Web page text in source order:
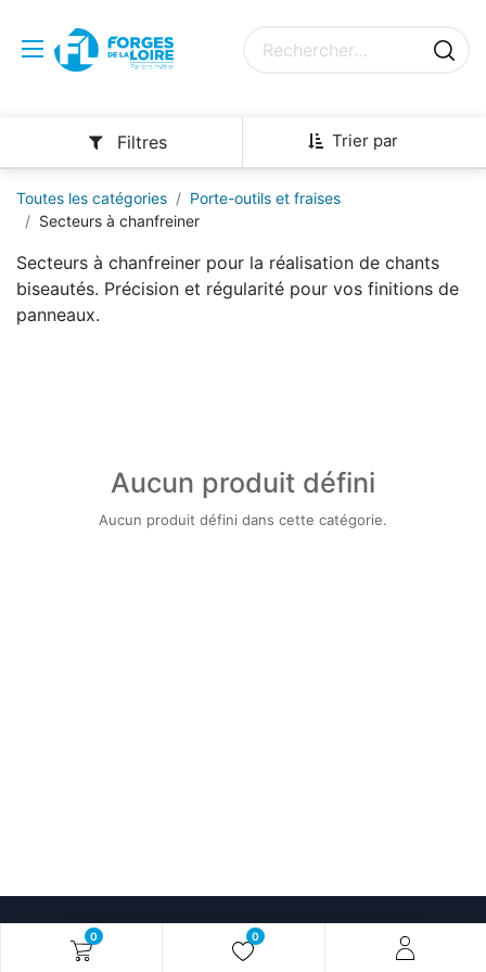
0 0
Trier par
Filtres
Toutes les catégories
Porte-outils et fraises
Secteurs à chanfreiner
Secteurs à chanfreiner pour la réalisation de chants
biseautés. Précision et régularité pour vos finitions de
panneaux.
Aucun produit défini
Aucun produit défini dans cette catégorie.